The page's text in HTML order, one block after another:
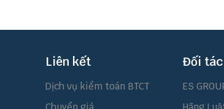
Liên kết
Dịch vụ kiểm toán BTCT
Đối tác
ES